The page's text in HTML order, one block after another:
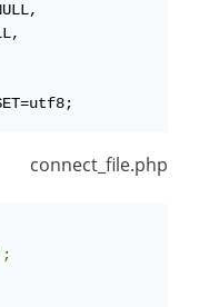
connect_file.php
;